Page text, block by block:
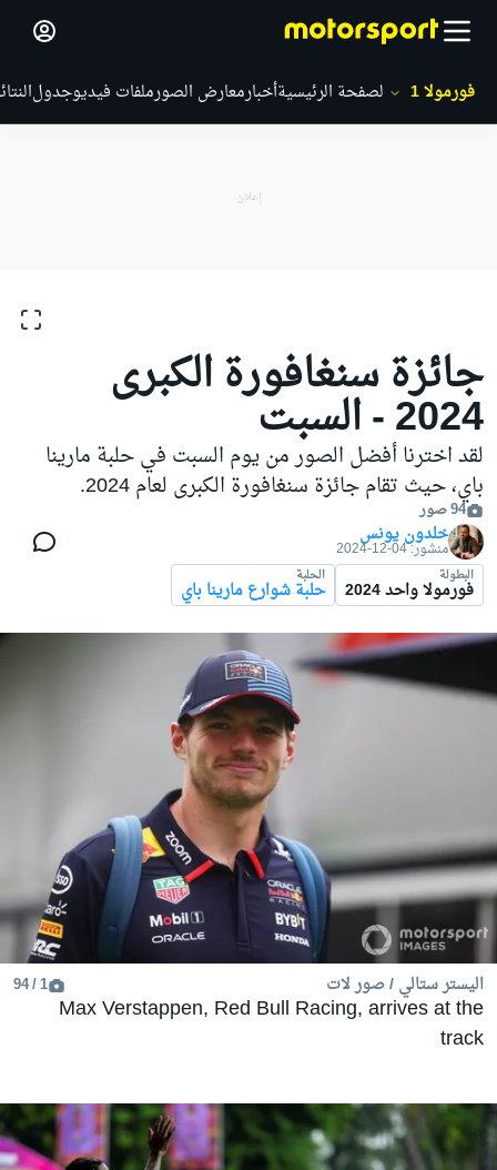
فورمولا 1 الصفحة الرئيسيةأخبارمعارض الصورملفات فيديوجدول
جائزة سنغافورة الكبرى
2024 - السبت
لقد اخترنا أفضل الصور من يوم السبت في حلبة مارينا
باي، حيث تقام جائزة سنغافورة الكبرى لعام 2024.
94 صور
خلدون يونس
منشور:04-12-2024
البطولة
فورمولا واحد 2024
الحلبة
حلبة شوارع مارينا باي
اليستر ستالي / صور لات 1 / 94
Max Verstappen, Red Bull Racing, arrives at the
track